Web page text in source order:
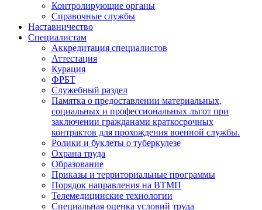
Контролирующие органы
Справочные службы
Наставничество
Специалистам
Аккредитация специалистов
Аттестация
Курация
ФРБТ
Служебный раздел
Памятка о предоставлении материальных,
социальных и профессиональных льгот при
заключении гражданами краткосрочных
контрактов для прохождения военной службы.
Ролики и буклеты о туберкулезе
Охрана труда
Образование
Приказы и территориальные программы
Порядок направления на ВТМП
Телемедицинские технологии
Специальная оценка условий труда